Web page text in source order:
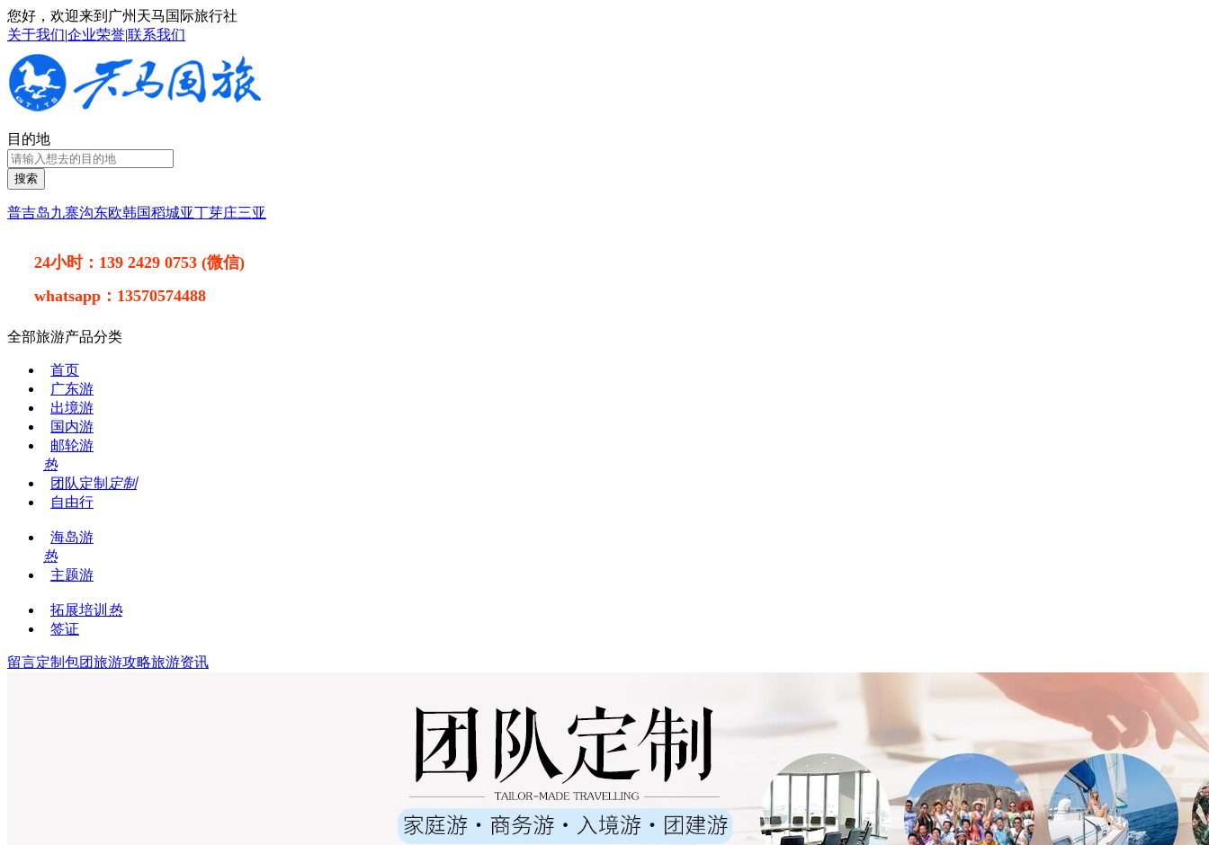
您好，欢迎来到广州天马国际旅行社
关于我们|企业荣誉|联系我们
目的地
搜索
普吉岛九寨沟东欧韩国稻城亚丁芽庄三亚
24小时： 139 2429 0753 (微信)
whatsapp： 13570574488
全部旅游产品分类
首页
广东游
出境游
国内游
邮轮游
热
团队定制 定制
自由行
海岛游
热
主题游
拓展培训 热
签证
留言定制包团旅游攻略旅游资讯